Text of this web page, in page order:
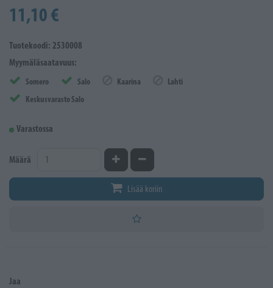
11,10 €
Tuotekoodi: 2530008
Myymäläsaatavuus:
Somero Salo Kaarina
Lahti
Keskusvarasto Salo
Varastossa
Määrä Kasvata määrääVähennä määrää
Lisää koriin
Jaa